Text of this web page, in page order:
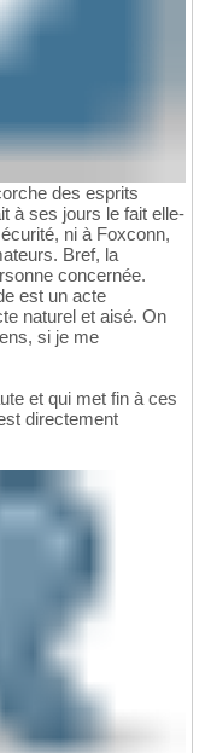
des esprits
à ses jours le fait elle-
ni à Foxconn,
Bref, la
concernée.
est un acte
naturel et aisé. On
si je me
et qui met fin à ces
directement